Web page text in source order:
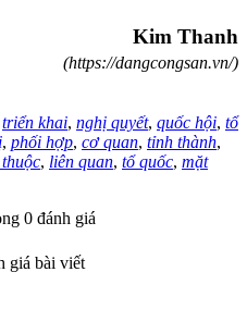
Kim Thanh
(https://dangcongsan.vn/)
triển khai, nghị quyết, quốc hội, tổ
, phối hợp, cơ quan, tỉnh thành,
, liên quan, tổ quốc, mặt
0 đánh giá
giá bài viết